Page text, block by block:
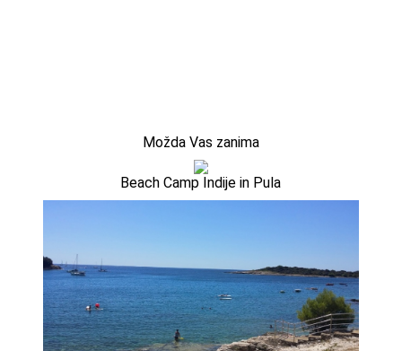
Možda Vas zanima
Beach Camp Indije in Pula